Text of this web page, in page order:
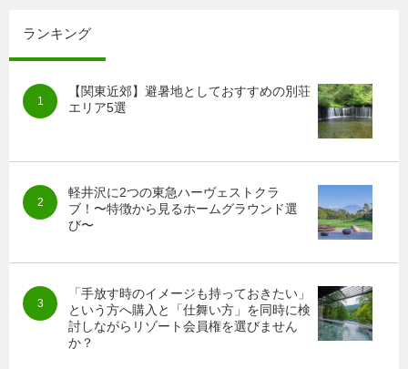
ランキング
【関東近郊】避暑地としておすすめの別荘
エリア5選
軽井沢に2つの東急ハーヴェストクラ
ブ！〜特徴から見るホームグラウンド選
び〜
「手放す時のイメージも持っておきたい」
という方へ購入と「仕舞い方」を同時に検
討しながらリゾート会員権を選びません
か？